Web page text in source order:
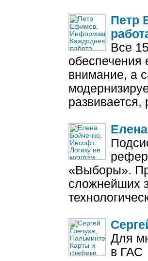
Петр
Все
обеспечения
внимание, а
«Выборы».
сложнейших
Для
в ГАС